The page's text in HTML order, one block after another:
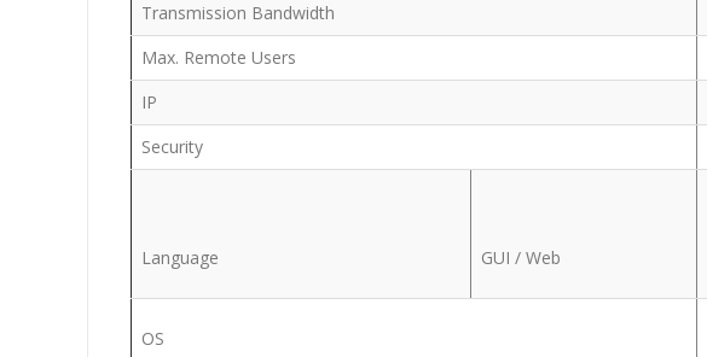
Transmission Bandwidth
Max. Remote Users
IP
Security
Language GUI / Web
OS